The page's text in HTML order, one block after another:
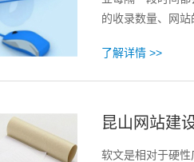
的收录数量、网
了解详情 >>
昆山网站建
软文是相对于硬